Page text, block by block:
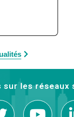
sur les réseaux